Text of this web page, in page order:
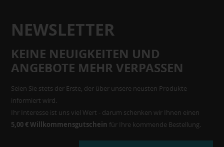
NEWSLETTER
KEINE NEUIGKEITEN UND
ANGEBOTE MEHR VERPASSEN
Seien Sie stets der Erste, der über unsere neusten Produkte
informiert wird.
Ihr Interesse ist uns viel Wert - darum schenken wir Ihnen einen
5,00 € Willkommensgutschein für Ihre kommende Bestellung.